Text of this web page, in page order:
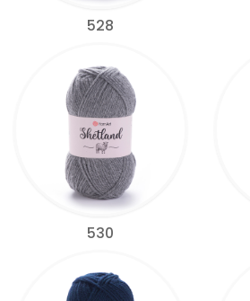
528
530